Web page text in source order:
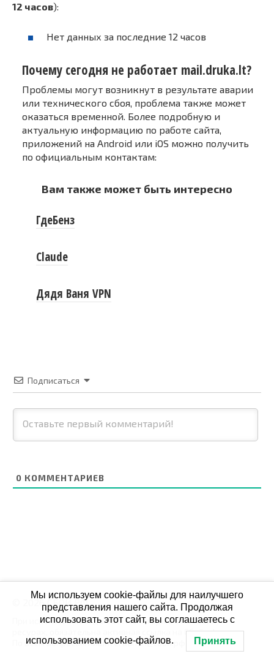
12 часов):
Нет данных за последние 12 часов
Почему сегодня не работает mail.druka.lt?
Проблемы могут возникнут в результате аварии
или технического сбоя, проблема также может
оказаться временной. Более подробную и
актуальную информацию по работе сайта,
приложений на Android или iOS можно получить
по официальным контактам:
Вам также может быть интересно
ГдеБенз
Claude
Дядя Ваня VPN
Подписаться
0 КОММЕНТАРИЕВ
© 2026 СБОЙ.РФ
При использовании данных мониторинга на своих
ресурах, обязательна активная ссылка на Сбой.рф
По всем вопросам пишите: admin@сбой.рф
Мы используем cookie-файлы для наилучшего
представления нашего сайта. Продолжая
использовать этот сайт, вы соглашаетесь с
использованием cookie-файлов. Принять